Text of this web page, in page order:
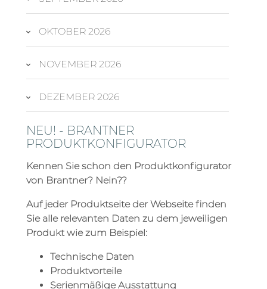
OKTOBER 2026
NOVEMBER 2026
DEZEMBER 2026
NEU! - BRANTNER
PRODUKTKONFIGURATOR
Kennen Sie schon den Produktkonfigurator
von Brantner? Nein??
Auf jeder Produktseite der Webseite finden
Sie alle relevanten Daten zu dem jeweiligen
Produkt wie zum Beispiel:
Technische Daten
Produktvorteile
Serienmäßige Ausstattung